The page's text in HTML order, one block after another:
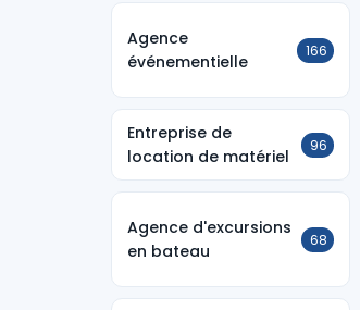
Agence
événementielle
166
Entreprise de
location de matériel
96
Agence d'excursions
en bateau
68